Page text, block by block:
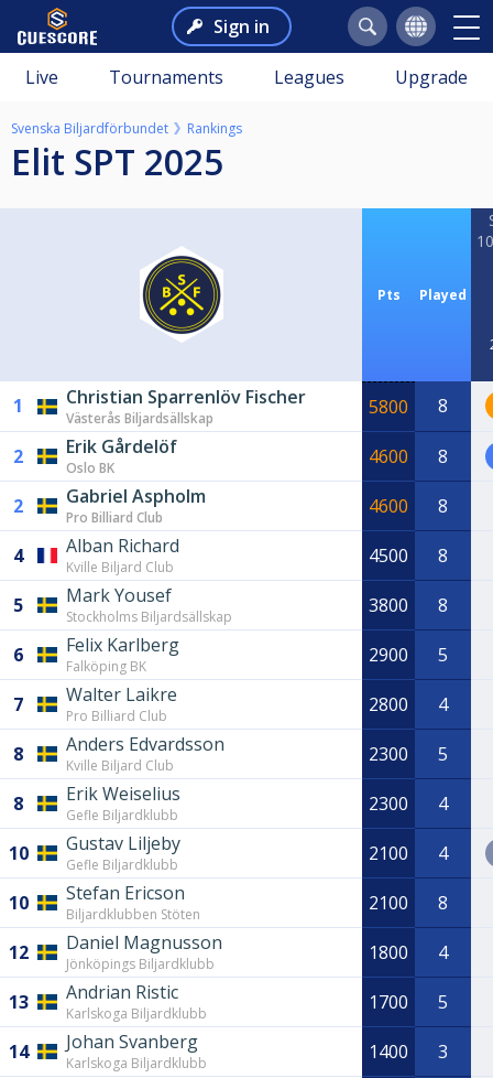
Sign in
Live Tournaments Leagues Upgrade
Svenska Biljardförbundet Rankings
Elit SPT 2025
Pts Played
1 Christian Sparrenlöv Fischer
Västerås Biljardsällskap 5800 8
2 Erik Gårdelöf
Oslo BK 4600 8
2 Gabriel Aspholm
Pro Billiard Club 4600 8
4 Alban Richard
Kville Biljard Club 4500 8
5 Mark Yousef
Stockholms Biljardsällskap 3800 8
6 Felix Karlberg
Falköping BK 2900 5
7 Walter Laikre
Pro Billiard Club 2800 4
8 Anders Edvardsson
Kville Biljard Club 2300 5
8 Erik Weiselius
Gefle Biljardklubb 2300 4
10 Gustav Liljeby
Gefle Biljardklubb 2100 4
10 Stefan Ericson
Biljardklubben Stöten 2100 8
12 Daniel Magnusson
Jönköpings Biljardklubb 1800 4
13 Andrian Ristic
Karlskoga Biljardklubb 1700 5
14 Johan Svanberg
Karlskoga Biljardklubb 1400 3